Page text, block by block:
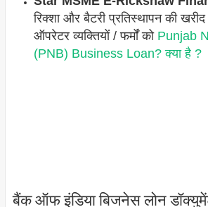
रिक्शा और बैटरी प्रतिस्थापन की
ऑपरेटर व्यक्तियों / फर्मों को Punjab
(PNB) Business Loan? क्या है ?
बैंक ऑफ इंडिया बिजनेस लोन